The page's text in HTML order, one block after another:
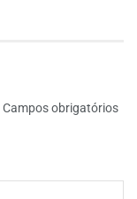
Campos obrigatórios